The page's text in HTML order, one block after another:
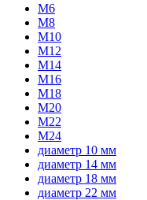
М6
М8
М10
М12
М14
М16
М18
М20
М22
М24
диаметр 10 мм
диаметр 14 мм
диаметр 18 мм
диаметр 22 мм